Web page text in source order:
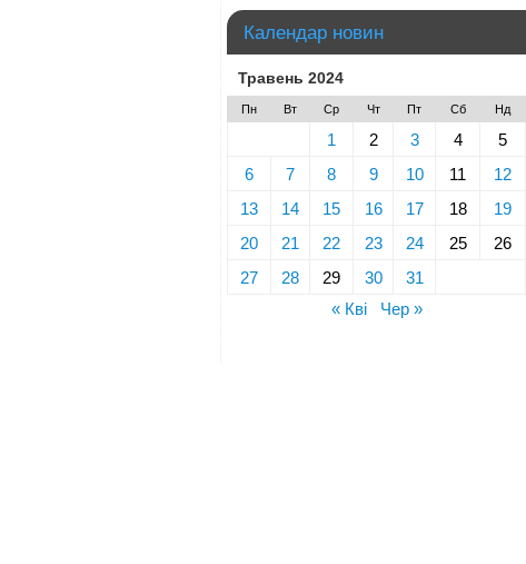
Календар новин
Травень 2024
Пн Вт Ср Чт Пт Сб Нд
1 2 3 4
5
6
7 8 9 10 11
12
13
14 15 16 17 18
19
20
21 22 23 24 25
26
27
28 29 30
31
« Кві
Чер »